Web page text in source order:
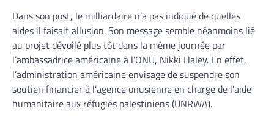
Dans son post, le milliardaire n’a pas indiqué de quelles
aides il faisait allusion. Son message semble néanmoins lié
au projet dévoilé plus tôt dans la même journée par
l’ambassadrice américaine à l’ONU, Nikki Haley. En effet,
l’administration américaine envisage de suspendre son
soutien financier à l’agence onusienne en charge de l’aide
humanitaire aux réfugiés palestiniens (UNRWA).